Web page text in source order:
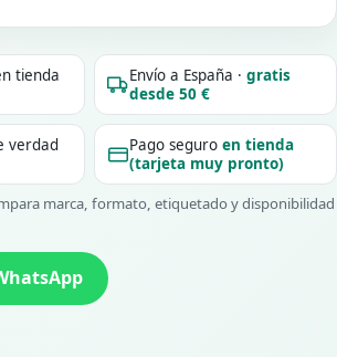
tienda
Envío a España ·gratis
desde 50 €
verdad
Pago seguroen tienda
(tarjeta muy pronto)
marca, formato, etiquetado y disponibilidad